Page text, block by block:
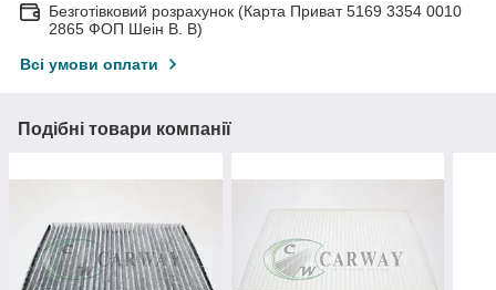
Безготівковий розрахунок (Карта Приват 5169 3354 0010
2865 ФОП Шеін В. В)
Всі умови оплати
Подібні товари компанії